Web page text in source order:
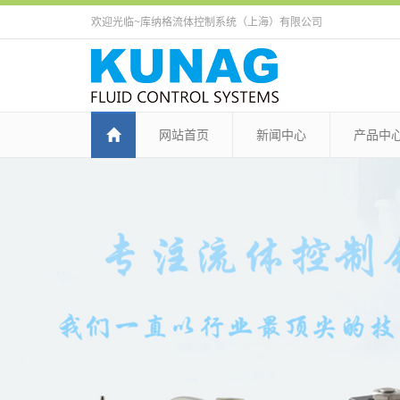
欢迎光临~库纳格流体控制系统（上海）有限公司
网站首页 新闻中心 产品中